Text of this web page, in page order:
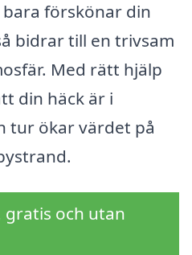
förskönar din
bidrar till en trivsam
Med rätt hjälp
din häck är i
tur ökar värdet på
gratis och utan